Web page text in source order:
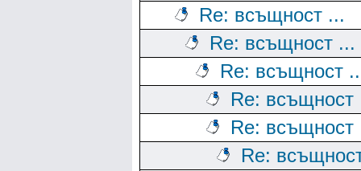
Re: всъщност ...
Re: всъщност ...
Re: всъщност
Re: всъщност
Re: всъщност
Re: